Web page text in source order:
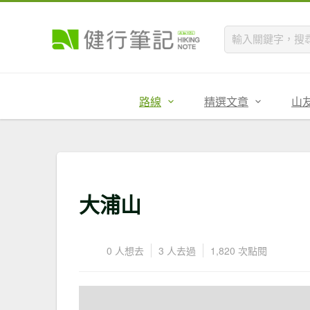
路線 精選文章 山
大浦山
0 人想去 3 人去過 1,820 次點閱